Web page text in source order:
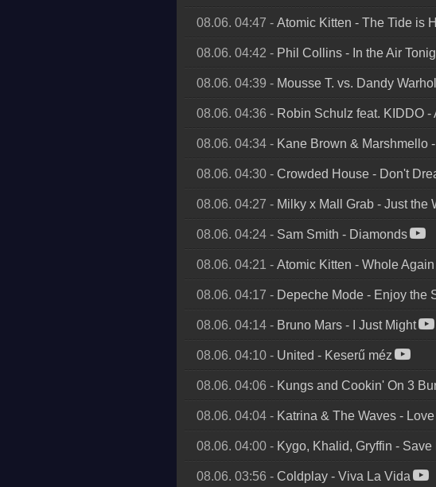
08.06. 04:47 - Atomic Kitten - The Tide is
08.06. 04:42 - Phil Collins - In the Air
08.06. 04:39 - Mousse T. vs. Dandy
08.06. 04:36 - Robin Schulz feat. KIDDO -
08.06. 04:34 - Kane Brown & Marshmello -
08.06. 04:30 - Crowded House - Don't
08.06. 04:27 - Milky x Mall Grab - Just the
08.06. 04:24 - Sam Smith - Diamonds
08.06. 04:21 - Atomic Kitten - Whole Again
08.06. 04:17 - Depeche Mode - Enjoy the
08.06. 04:14 - Bruno Mars - I Just Might
08.06. 04:10 - United - Keserű méz
08.06. 04:06 - Kungs and Cookin' On 3
08.06. 04:04 - Katrina & The Waves -
08.06. 04:00 - Kygo, Khalid, Gryffin - Save
08.06. 03:56 - Coldplay - Viva La Vida